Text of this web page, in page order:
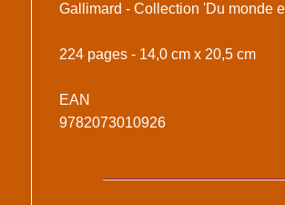
Gallimard - Collection 'Du monde
224 pages - 14,0 cm x 20,5 cm
EAN
9782073010926